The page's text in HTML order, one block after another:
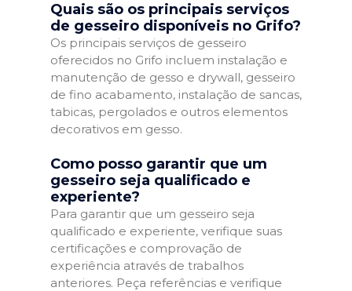
Quais são os principais serviços
de gesseiro disponíveis no Grifo?
Os principais serviços de gesseiro
oferecidos no Grifo incluem instalação e
manutenção de gesso e drywall, gesseiro
de fino acabamento, instalação de sancas,
tabicas, pergolados e outros elementos
decorativos em gesso.
Como posso garantir que um
gesseiro seja qualificado e
experiente?
Para garantir que um gesseiro seja
qualificado e experiente, verifique suas
certificações e comprovação de
experiência através de trabalhos
anteriores. Peça referências e verifique